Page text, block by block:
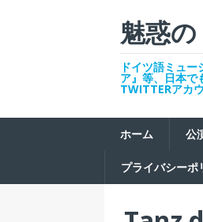
魅惑
ドイツ語ミュ
ア』等、日本で
TWITTERアカ
ホーム 公
プライバシーポ